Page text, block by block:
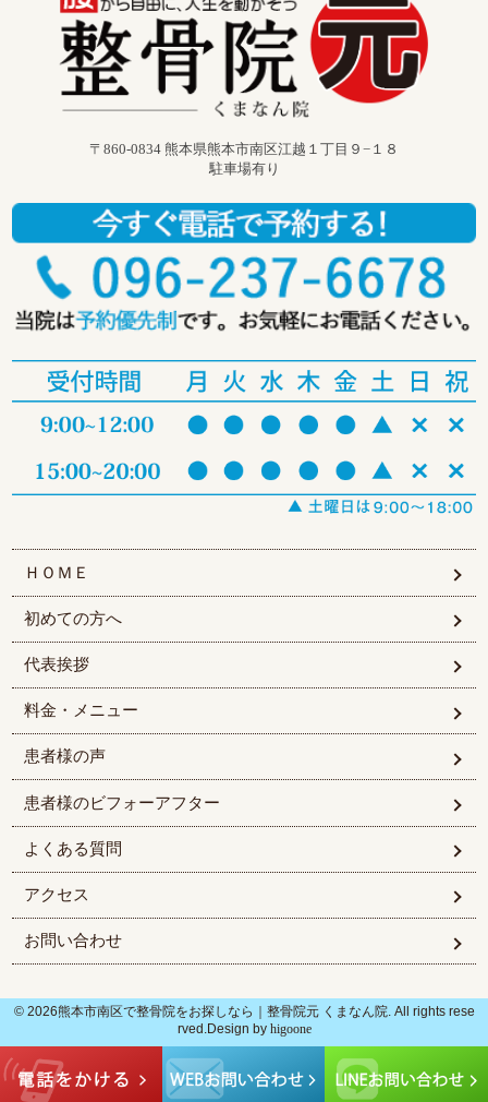
〒860-0834 熊本県熊本市南区江越１丁目９−１８
駐車場有り
ＨＯＭＥ
初めての方へ
代表挨拶
料金・メニュー
患者様の声
患者様のビフォーアフター
よくある質問
アクセス
お問い合わせ
© 2026熊本市南区で整骨院をお探しなら｜整骨院元 くまなん院. All rights rese
rved.Design by higoone